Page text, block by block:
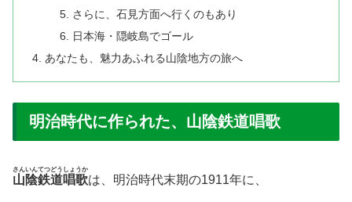
さらに、石見方面へ行くのもあり
日本海・隠岐島でゴール
あなたも、魅力あふれる山陰地方の旅へ
明治時代に作られた、山陰鉄道唱歌
山陰鉄道唱歌
さんいんてつどうしょうか
は、明治時代末期の1911年に、